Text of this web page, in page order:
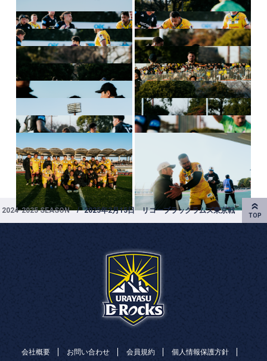
2024-2025 SEASON 2025年2月15日 リコーブラックラムズ東京戦
会社概要 お問い合わせ 会員規約 個人情報保護方針